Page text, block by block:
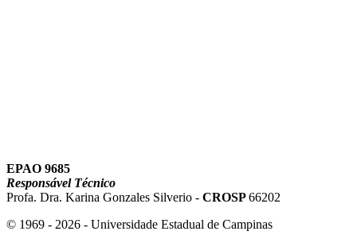
EPAO 9685
Responsável Técnico
Profa. Dra. Karina Gonzales Silverio - CROSP66202
© 1969 - 2026 - Universidade Estadual de Campinas